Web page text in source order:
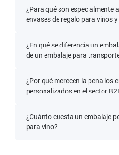
¿Para qué son especialmente
envases de regalo para vinos y
¿En qué se diferencia un
de un embalaje para
¿Por qué merecen la pena los
personalizados en el sector
¿Cuánto cuesta un embalaje
para vino?